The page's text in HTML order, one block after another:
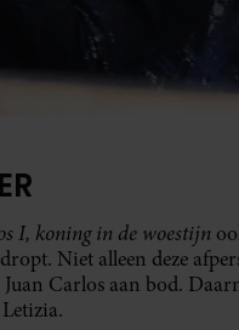
Deze partners
verzameld op basis
I, koning in de woestijn
Niet alleen deze
Carlos aan bod.